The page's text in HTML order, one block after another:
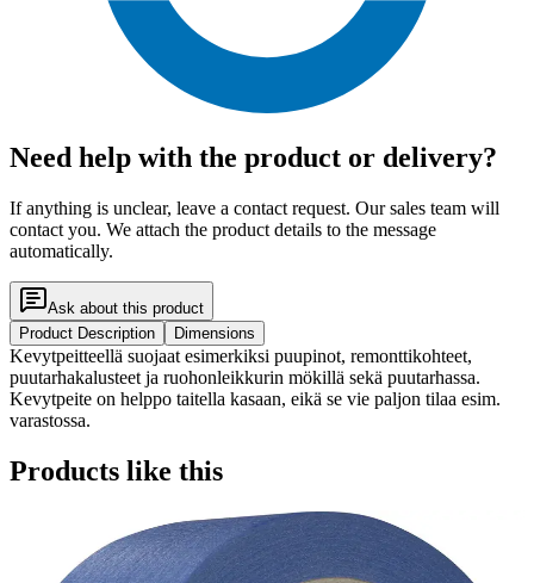
Need help with the product or delivery?
If anything is unclear, leave a contact request. Our sales team will
contact you. We attach the product details to the message
automatically.
Ask about this product
Product Description
Dimensions
Kevytpeitteellä suojaat esimerkiksi puupinot, remonttikohteet,
puutarhakalusteet ja ruohonleikkurin mökillä sekä puutarhassa.
Kevytpeite on helppo taitella kasaan, eikä se vie paljon tilaa esim.
varastossa.
Products like this